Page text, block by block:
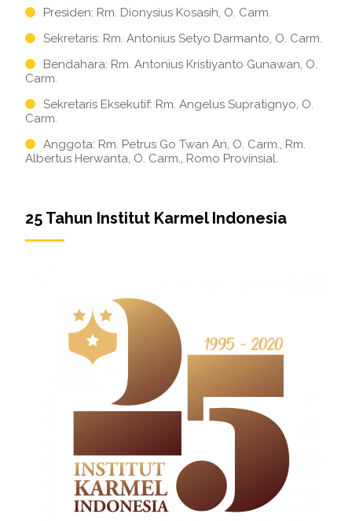
Presiden: Rm. Dionysius Kosasih, O. Carm.
Sekretaris: Rm. Antonius Setyo Darmanto, O. Carm.
Bendahara: Rm. Antonius Kristiyanto Gunawan, O.
Carm.
Sekretaris Eksekutif: Rm. Angelus Supratignyo, O.
Carm.
Anggota: Rm. Petrus Go Twan An, O. Carm., Rm.
Albertus Herwanta, O. Carm., Romo Provinsial.
25 Tahun Institut Karmel Indonesia